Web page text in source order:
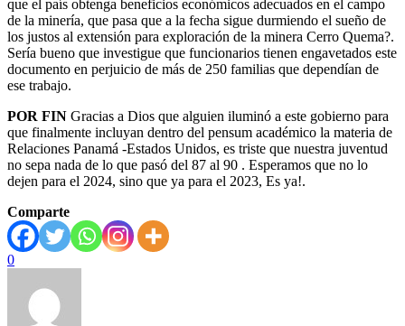
que el país obtenga beneficios económicos adecuados en el campo
de la minería, que pasa que a la fecha sigue durmiendo el sueño de
los justos al extensión para exploración de la minera Cerro Quema?.
Sería bueno que investigue que funcionarios tienen engavetados este
documento en perjuicio de más de 250 familias que dependían de
ese trabajo.
POR FIN Gracias a Dios que alguien iluminó a este gobierno para
que finalmente incluyan dentro del pensum académico la materia de
Relaciones Panamá -Estados Unidos, es triste que nuestra juventud
no sepa nada de lo que pasó del 87 al 90 . Esperamos que no lo
dejen para el 2024, sino que ya para el 2023, Es ya!.
Comparte
0